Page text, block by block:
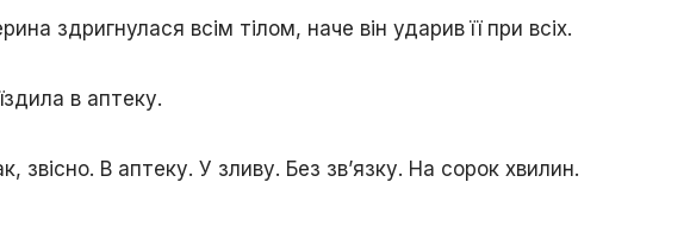
здригнулася всім тілом, наче він ударив її при всіх.
в аптеку.
звісно. В аптеку. У зливу. Без зв’язку. На сорок хвилин.